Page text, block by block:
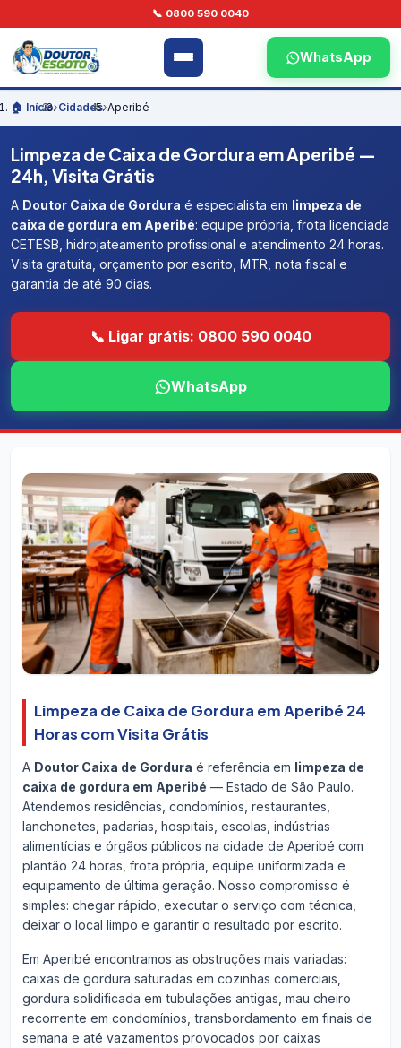
📞 0800 590 0040
WhatsApp
🏠 Início›Cidades›Aperibé
Limpeza de Caixa de Gordura em Aperibé —
24h, Visita Grátis
A Doutor Caixa de Gordura é especialista em limpeza de
caixa de gordura em Aperibé: equipe própria, frota licenciada
CETESB, hidrojateamento profissional e atendimento 24 horas.
Visita gratuita, orçamento por escrito, MTR, nota fiscal e
garantia de até 90 dias.
📞 Ligar grátis: 0800 590 0040
WhatsApp
Limpeza de Caixa de Gordura em Aperibé 24
Horas com Visita Grátis
A Doutor Caixa de Gordura é referência em limpeza de
caixa de gordura em Aperibé — Estado de São Paulo.
Atendemos residências, condomínios, restaurantes,
lanchonetes, padarias, hospitais, escolas, indústrias
alimentícias e órgãos públicos na cidade de Aperibé com
plantão 24 horas, frota própria, equipe uniformizada e
equipamento de última geração. Nosso compromisso é
simples: chegar rápido, executar o serviço com técnica,
deixar o local limpo e garantir o resultado por escrito.
Em Aperibé encontramos as obstruções mais variadas:
caixas de gordura saturadas em cozinhas comerciais,
gordura solidificada em tubulações antigas, mau cheiro
recorrente em condomínios, transbordamento em finais de
semana e até vazamentos provocados por caixas